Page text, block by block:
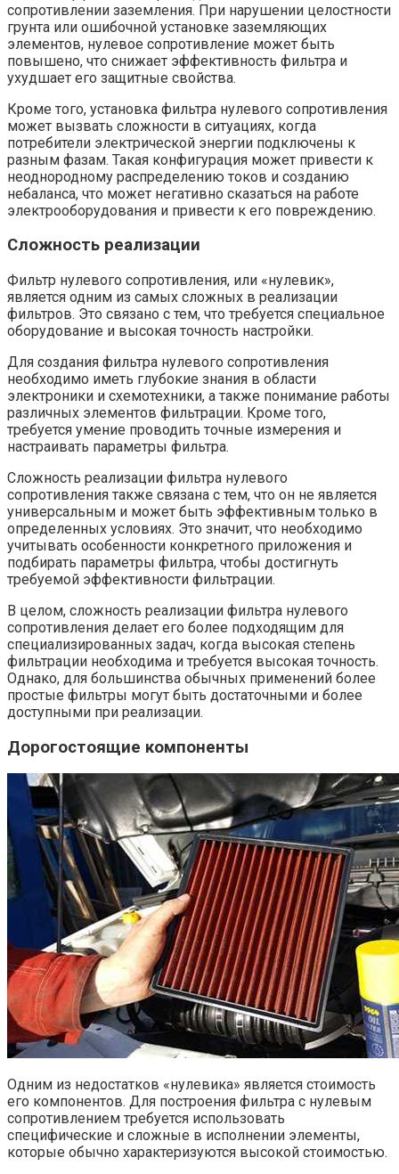
сопротивлении заземления. При нарушении целостности
грунта или ошибочной установке заземляющих
элементов, нулевое сопротивление может быть
повышено, что снижает эффективность фильтра и
ухудшает его защитные свойства.
Кроме того, установка фильтра нулевого сопротивления
может вызвать сложности в ситуациях, когда
потребители электрической энергии подключены к
разным фазам. Такая конфигурация может привести к
неоднородному распределению токов и созданию
небаланса, что может негативно сказаться на работе
электрооборудования и привести к его повреждению.
Сложность реализации
Фильтр нулевого сопротивления, или «нулевик»,
является одним из самых сложных в реализации
фильтров. Это связано с тем, что требуется специальное
оборудование и высокая точность настройки.
Для создания фильтра нулевого сопротивления
необходимо иметь глубокие знания в области
электроники и схемотехники, а также понимание работы
различных элементов фильтрации. Кроме того,
требуется умение проводить точные измерения и
настраивать параметры фильтра.
Сложность реализации фильтра нулевого
сопротивления также связана с тем, что он не является
универсальным и может быть эффективным только в
определенных условиях. Это значит, что необходимо
учитывать особенности конкретного приложения и
подбирать параметры фильтра, чтобы достигнуть
требуемой эффективности фильтрации.
В целом, сложность реализации фильтра нулевого
сопротивления делает его более подходящим для
специализированных задач, когда высокая степень
фильтрации необходима и требуется высокая точность.
Однако, для большинства обычных применений более
простые фильтры могут быть достаточными и более
доступными при реализации.
Дорогостоящие компоненты
Одним из недостатков «нулевика» является стоимость
его компонентов. Для построения фильтра с нулевым
сопротивлением требуется использовать
специфические и сложные в исполнении элементы,
которые обычно характеризуются высокой стоимостью.